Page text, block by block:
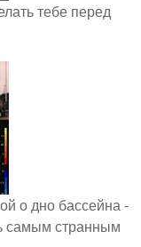
тебе перед
о дно бассейна -
самым странным